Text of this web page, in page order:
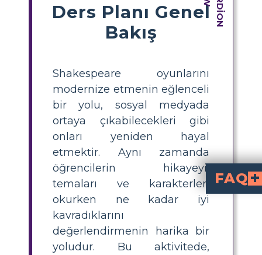
Ders Planı Genel
Bakış
Shakespeare oyunlarını
modernize etmenin eğlenceli
bir yolu, sosyal medyada
ortaya çıkabilecekleri gibi
onları yeniden hayal
etmektir. Aynı zamanda
öğrencilerin hikayeyi,
temaları ve karakterleri
okurken ne kadar iyi
kavradıklarını
değerlendirmenin harika bir
yoludur. Bu aktivitede,
FAQ